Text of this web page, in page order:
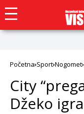
Početna Sport Nogomet
City
Džeko